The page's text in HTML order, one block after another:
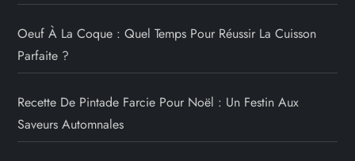
Oeuf À La Coque : Quel Temps Pour Réussir La Cuisson
Parfaite ?
Recette De Pintade Farcie Pour Noël : Un Festin Aux
Saveurs Automnales